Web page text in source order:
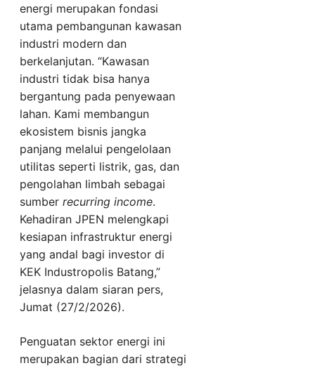
energi merupakan fondasi
utama pembangunan kawasan
industri modern dan
berkelanjutan. “Kawasan
industri tidak bisa hanya
bergantung pada penyewaan
lahan. Kami membangun
ekosistem bisnis jangka
panjang melalui pengelolaan
utilitas seperti listrik, gas, dan
pengolahan limbah sebagai
sumber recurring income.
Kehadiran JPEN melengkapi
kesiapan infrastruktur energi
yang andal bagi investor di
KEK Industropolis Batang,”
jelasnya dalam siaran pers,
Jumat (27/2/2026).
Penguatan sektor energi ini
merupakan bagian dari strategi